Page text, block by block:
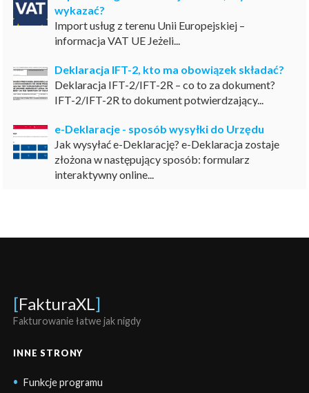
wykazać?
Import usług z terenu Unii Europejskiej –
informacja VAT UE Jeżeli...
Deklaracja IFT-2, kto ma obowiązek składać?
Deklaracja IFT-2/IFT-2R – co to za dokument?
IFT-2/IFT-2R to dokument potwierdzający...
e-Deklaracje - sposób wysyłki do Urzędu
Jak wysyłać e-Deklarację? e-Deklaracja zostaje
złożona w następujący sposób: formularz
interaktywny online...
[FakturaXL]
Fakturowanie łatwe jak nigdy
INNE STRONY
Funkcje programu